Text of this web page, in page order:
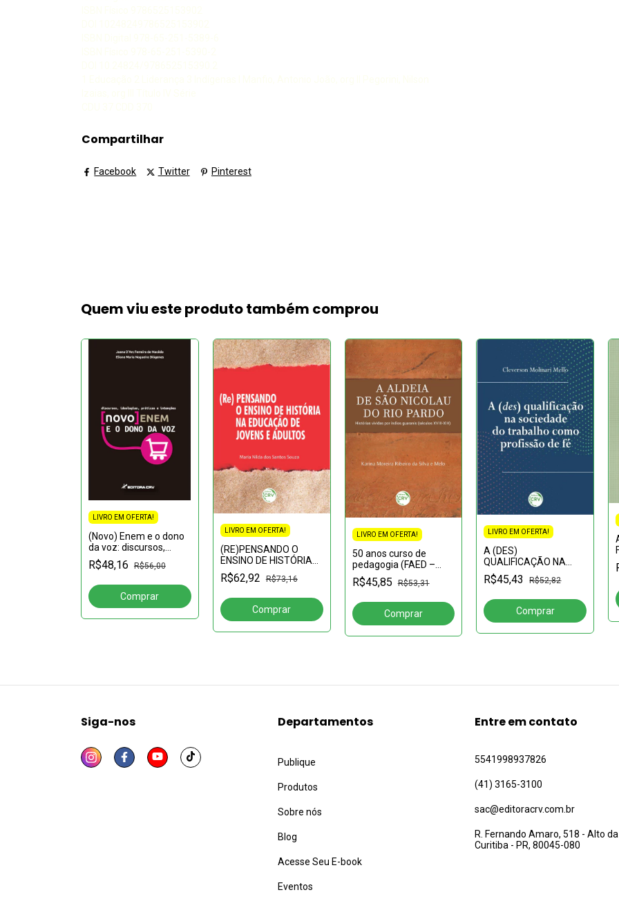
Compartilhar
Facebook Twitter Pinterest
Quem viu este produto também comprou
LIVRO EM OFERTA!
(Novo) Enem e o dono
da voz: discursos,
ideologias, práticas e
intenções
R$48,16 R$56,00
LIVRO EM OFERTA!
(RE)PENSANDO O
ENSINO DE HISTÓRIA
NA EDUCAÇÃO DE
JOVENS E ADULTOS
R$62,92 R$73,16
LIVRO EM OFERTA!
50 anos curso de
pedagogia (FAED –
IAE) UNASP:Formando
professores e
missão
R$45,85 R$53,31
LIVRO EM OFERTA!
A (DES)
QUALIFICAÇÃO NA
SOCIEDADE DO
TRABALHO COMO
R$45,43 R$52,82
Siga-nos Departamentos
Publique
Produtos
Sobre nós
Blog
Acesse Seu E-book
Eventos
Entre em contato
5541998937826
(41) 3165-3100
sac@editoracrv.com.br
R. Fernando Amaro, 518 - Alto da
Curitiba - PR, 80045-080